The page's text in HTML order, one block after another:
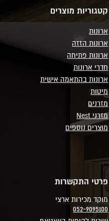
קטגוריות מוצרים
ארונות
ארונות הזזה
ארונות פתיחה
חדרי ארונות
ארונות בהתאמה אישית
מיטות
מזרנים
מזרני Nest
מוצרים נוספים
פרטי התקשרות
מוקד מכירות ארצי
052-9095100